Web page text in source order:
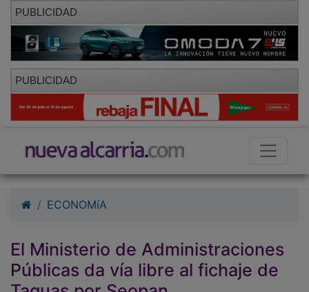
PUBLICIDAD
PUBLICIDAD
El Ministerio de Administraciones
Públicas da vía libre al fichaje de
Taguas por Seopan